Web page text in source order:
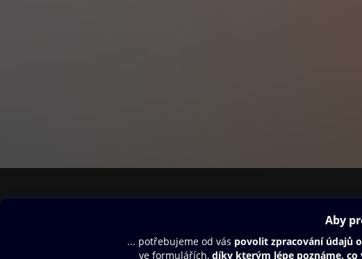
Aplikace a hry
SMS/MMS Info
Dárkový poukaz